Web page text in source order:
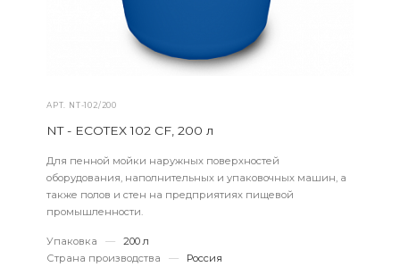
АРТ. NT-102/200
NT - ECOTEX 102 CF, 200 л
Для пенной мойки наружных поверхностей
оборудования, наполнительных и упаковочных машин, а
также полов и стен на предприятиях пищевой
промышленности.
Упаковка —
200 л
Страна производства
— Россия